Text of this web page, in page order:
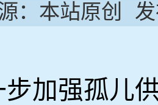
：本站原创
步加强孤儿